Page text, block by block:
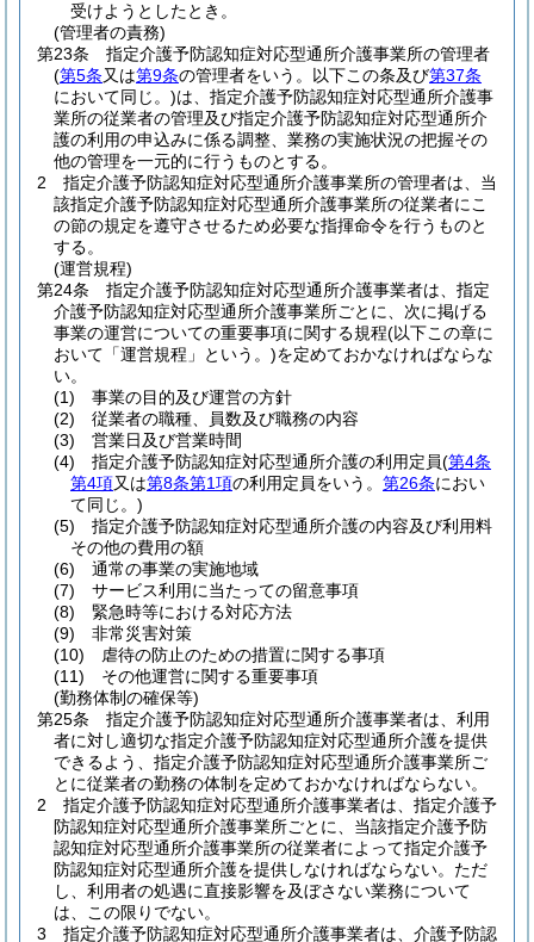
受けようとしたとき。
(管理者の責務)
第23条
指定介護予防認知症対応型通所介護事業所の管理者
(第5条又は第9条の管理者をいう。以下この条及び第37条
において同じ。)は、指定介護予防認知症対応型通所介護事
業所の従業者の管理及び指定介護予防認知症対応型通所介
護の利用の申込みに係る調整、業務の実施状況の把握その
他の管理を一元的に行うものとする。
2
指定介護予防認知症対応型通所介護事業所の管理者は、当
該指定介護予防認知症対応型通所介護事業所の従業者にこ
の節の規定を遵守させるため必要な指揮命令を行うものと
する。
(運営規程)
第24条
指定介護予防認知症対応型通所介護事業者は、指定
介護予防認知症対応型通所介護事業所ごとに、次に掲げる
事業の運営についての重要事項に関する規程(以下この章に
おいて「運営規程」という。)を定めておかなければならな
い。
(1)
事業の目的及び運営の方針
(2)
従業者の職種、員数及び職務の内容
(3)
営業日及び営業時間
(4)
指定介護予防認知症対応型通所介護の利用定員(第4条
第4項又は第8条第1項の利用定員をいう。 第26条におい
て同じ。)
(5)
指定介護予防認知症対応型通所介護の内容及び利用料
その他の費用の額
(6)
通常の事業の実施地域
(7)
サービス利用に当たっての留意事項
(8)
緊急時等における対応方法
(9)
非常災害対策
(10)
虐待の防止のための措置に関する事項
(11)
その他運営に関する重要事項
(勤務体制の確保等)
第25条
指定介護予防認知症対応型通所介護事業者は、利用
者に対し適切な指定介護予防認知症対応型通所介護を提供
できるよう、指定介護予防認知症対応型通所介護事業所ご
とに従業者の勤務の体制を定めておかなければならない。
2
指定介護予防認知症対応型通所介護事業者は、指定介護予
防認知症対応型通所介護事業所ごとに、当該指定介護予防
認知症対応型通所介護事業所の従業者によって指定介護予
防認知症対応型通所介護を提供しなければならない。 ただ
し、利用者の処遇に直接影響を及ぼさない業務について
は、この限りでない。
3
指定介護予防認知症対応型通所介護事業者は、介護予防認